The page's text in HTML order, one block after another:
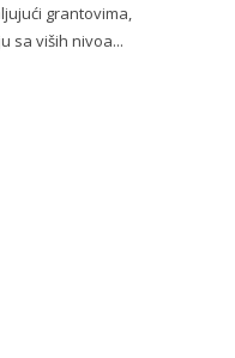
grantovima,
sa viših nivoa...